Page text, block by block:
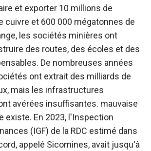
et exporter 10 millions de
cuivre et 600 000 mégatonnes de
les sociétés minières ont
des routes, des écoles et des
De nombreuses années
ont extrait des milliards de
mais les infrastructures
avérées insuffisantes. mauvaise
existe. En 2023, l'Inspection
(IGF) de la RDC estimé dans
appelé Sicomines, avait jusqu'à